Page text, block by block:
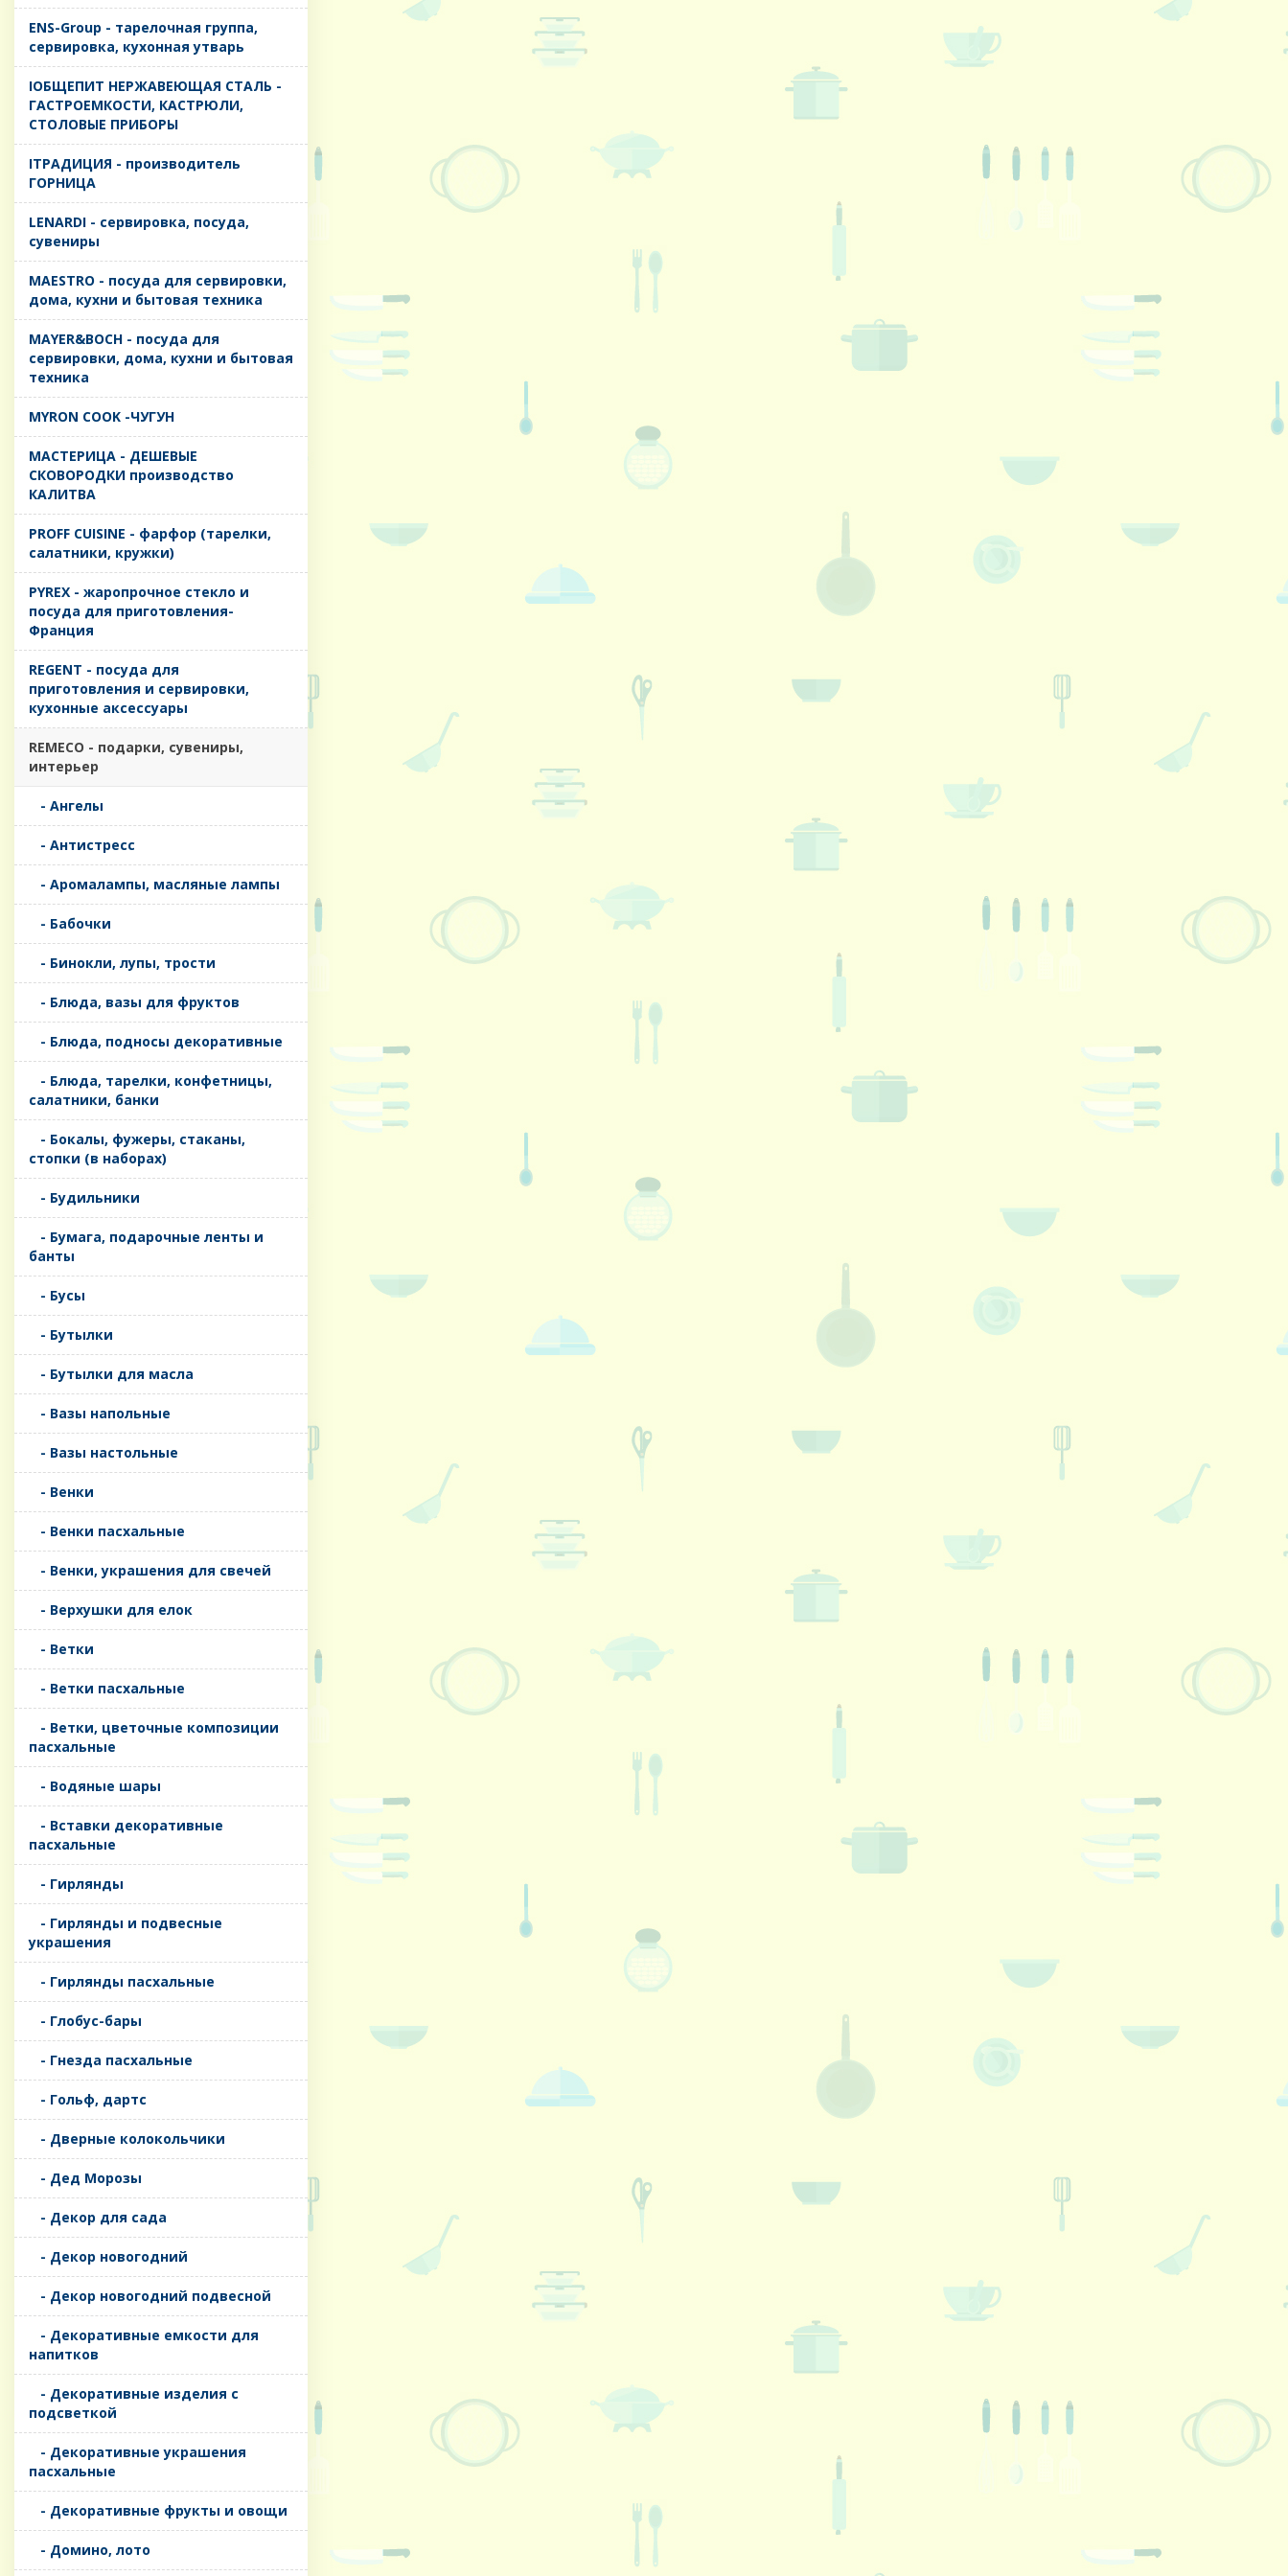
ENS-Group - тарелочная группа,
сервировка, кухонная утварь
IОБЩЕПИТ НЕРЖАВЕЮЩАЯ СТАЛЬ -
ГАСТРОЕМКОСТИ, КАСТРЮЛИ,
СТОЛОВЫЕ ПРИБОРЫ
IТРАДИЦИЯ - производитель
ГОРНИЦА
LENARDI - сервировка, посуда,
сувениры
MAESTRO - посуда для сервировки,
дома, кухни и бытовая техника
MAYER&BOCH - посуда для
сервировки, дома, кухни и бытовая
техника
MYRON COOK -ЧУГУН
MАСТЕРИЦА - ДЕШЕВЫЕ
СКОВОРОДКИ производство
КАЛИТВА
PROFF CUISINE - фарфор (тарелки,
салатники, кружки)
PYREX - жаропрочное стекло и
посуда для приготовления-
Франция
REGENT - посуда для
приготовления и сервировки,
кухонные аксессуары
REMECO - подарки, сувениры,
интерьер
- Ангелы
- Антистресс
- Аромалампы, масляные лампы
- Бабочки
- Бинокли, лупы, трости
- Блюда, вазы для фруктов
- Блюда, подносы декоративные
- Блюда, тарелки, конфетницы,
салатники, банки
- Бокалы, фужеры, стаканы,
стопки (в наборах)
- Будильники
- Бумага, подарочные ленты и
банты
- Бусы
- Бутылки
- Бутылки для масла
- Вазы напольные
- Вазы настольные
- Венки
- Венки пасхальные
- Венки, украшения для свечей
- Верхушки для елок
- Ветки
- Ветки пасхальные
- Ветки, цветочные композиции
пасхальные
- Водяные шары
- Вставки декоративные
пасхальные
- Гирлянды
- Гирлянды и подвесные
украшения
- Гирлянды пасхальные
- Глобус-бары
- Гнезда пасхальные
- Гольф, дартс
- Дверные колокольчики
- Дед Морозы
- Декор для сада
- Декор новогодний
- Декор новогодний подвесной
- Декоративные емкости для
напитков
- Декоративные изделия с
подсветкой
- Декоративные украшения
пасхальные
- Декоративные фрукты и овощи
- Домино, лото